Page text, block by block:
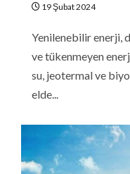
19 Şubat 2024
Yenilenebilir enerji,
ve tükenmeyen
su, jeotermal ve
elde...